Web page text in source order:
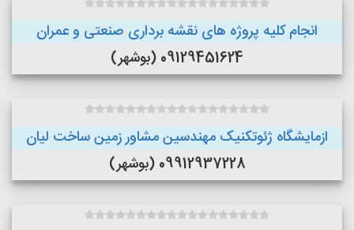
انجام کلیه پروژه های نقشه برداری صنعتی و عمران
09129451624 (بوشهر)
ازمایشگاه ژئوتکنیک مهندسین مشاور زمین ساخت لیان
09912937228 (بوشهر)